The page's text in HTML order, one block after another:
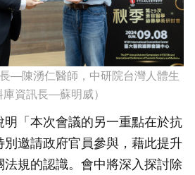
長—陳湧仁醫師，中研院台灣人體生
庫資訊長—蘇明威）
明「本次會議的另一重點在於抗
別邀請政府官員參與，藉此提升
規的認識。會中將深入探討除